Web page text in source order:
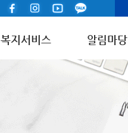
복지서비스 알림마당